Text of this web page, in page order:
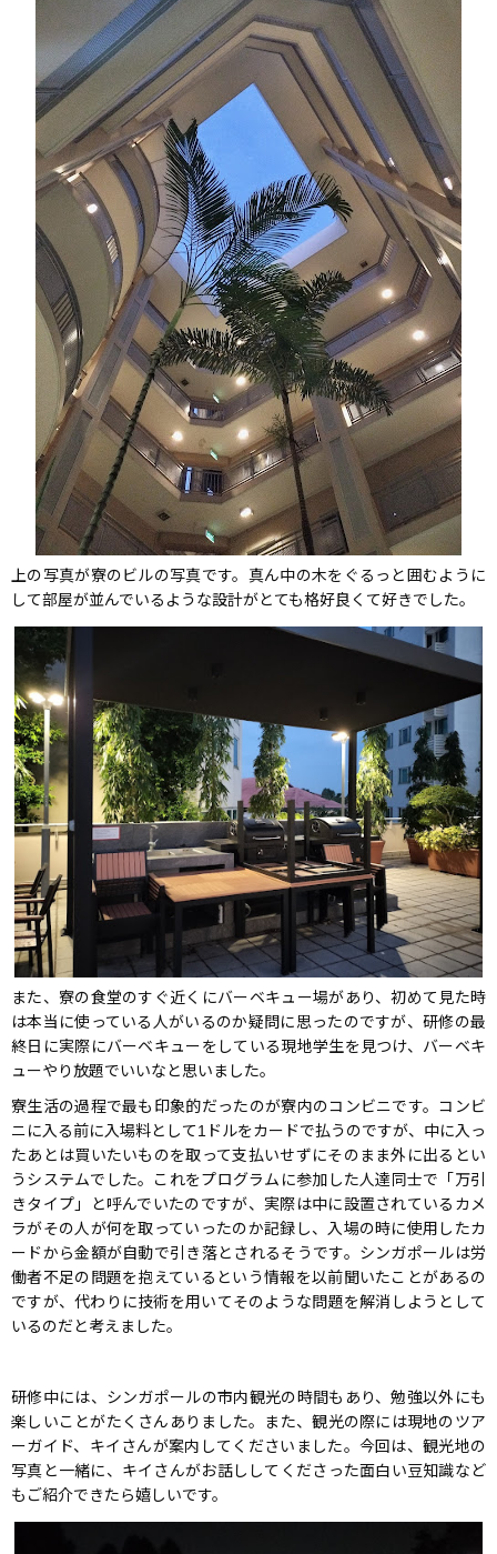
上の写真が寮のビルの写真です。真ん中の木をぐるっと囲むように
して部屋が並んでいるような設計がとても格好良くて好きでした。
また、寮の食堂のすぐ近くにバーベキュー場があり、初めて見た時
は本当に使っている人がいるのか疑問に思ったのですが、研修の最
終日に実際にバーベキューをしている現地学生を見つけ、バーベキ
ューやり放題でいいなと思いました。
寮生活の過程で最も印象的だったのが寮内のコンビニです。コンビ
ニに入る前に入場料として1ドルをカードで払うのですが、中に入っ
たあとは買いたいものを取って支払いせずにそのまま外に出るとい
うシステムでした。これをプログラムに参加した人達同士で「万引
きタイプ」と呼んでいたのですが、実際は中に設置されているカメ
ラがその人が何を取っていったのか記録し、入場の時に使用したカ
ードから金額が自動で引き落とされるそうです。シンガポールは労
働者不足の問題を抱えているという情報を以前聞いたことがあるの
ですが、代わりに技術を用いてそのような問題を解消しようとして
いるのだと考えました。
研修中には、シンガポールの市内観光の時間もあり、勉強以外にも
楽しいことがたくさんありました。また、観光の際には現地のツア
ーガイド、キイさんが案内してくださいました。今回は、観光地の
写真と一緒に、キイさんがお話ししてくださった面白い豆知識など
もご紹介できたら嬉しいです。